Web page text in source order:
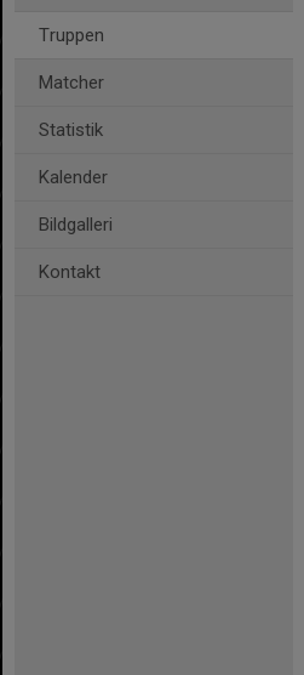
Truppen
Matcher
Statistik
Kalender
Bildgalleri
Kontakt